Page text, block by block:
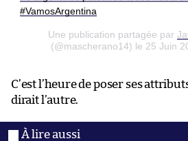
#VamosArgentina
Une publication partagée par
(@mascherano14) le 25 Juin
C’est l’heure de poser ses
dirait l’autre.